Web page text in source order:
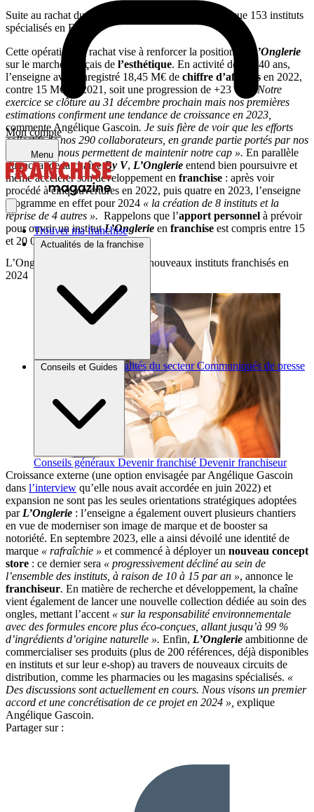
Mon compte
Menu
Trouver ma franchise
Actualités de la franchise
Brèves et actus Actualités du secteur Communiqués de presse
Conseils et Guides
Conseils généraux Devenir franchisé Devenir franchiseur
Suite au rachat du réseau By V, L’Onglerie revendique 153 instituts
spécialisés en France
Cette opération de rachat vise à renforcer la position de
L’Onglerie
sur le marché français de l’esthétique. En activité depuis 40 ans,
l’enseigne avait enregistré 18,45 M€ de chiffre d’affaires en 2022,
contre 15 M€ en 2021, soit une progression de +23 %.
« Notre
exercice se clôture au 31 décembre prochain mais nos premières
estimations confirment une tendance de croissance en 2023,
commente Angélique Gascoin. Je suis fière de voir que les efforts
collectifs de nos 290 collaborateurs, en grande partie portés par nos
franchisés, nous permettent de maintenir notre cap ». En parallèle
du rachat de la chaîneBy V, L’Onglerie entend bien poursuivre et
même accélérer son développement en franchise : après voir
procédé à cinq ouvertures en 2022, puis quatre en 2023, l’enseigne
programme en effet pour 2024 « la création de 8 instituts et la
reprise de 4 autres ». Rappelons que l’apport personnel à prévoir
pour ouvrir un institutL’Onglerie en franchise est compris entre 15
et 20 000 €.
L’Onglerie prévoit d’ouvrir huit nouveaux instituts franchisés en
2024
Croissance externe (une option envisagée par Angélique Gascoin
dans l’interview qu’elle nous avait accordée en juin 2022) et
expansion ne sont pas les seules orientations stratégiques adoptées
par L’Onglerie : l’enseigne a également ouvert plusieurs chantiers
en vue de moderniser son image de marque et de booster sa
notoriété. En septembre 2023, elle a ainsi dévoilé une identité de
marque « rafraîchie » et commencé à déployer un nouveau concept
store : ce dernier sera « progressivement décliné au sein de
l’ensemble des instituts, à raison de 10 à 15 par an », annonce le
franchiseur. En matière de recherche et développement, la chaîne
vient également de lancer une nouvelle collection dédiée au soin des
ongles, mettant l’accent « sur la responsabilité environnementale
avec des formules encore plus éco-conçues, allant jusqu’à 99 %
d’ingrédients d’origine naturelle ». Enfin, L’Onglerie ambitionne de
commercialiser ses produits (plus de 200 références, déjà disponibles
en instituts et sur leur e-shop) au travers de nouveaux circuits de
distribution comme les pharmacies ou les magasins spécialisés. «
Des discussions sont actuellement en cours. Nous visons un premier
accord et une concrétisation de ce projet en 2024 », explique
Angélique Gascoin.
Partager sur :